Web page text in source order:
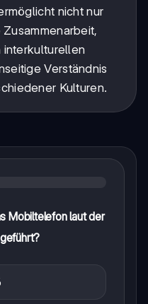
nicht nur
interkulturellen
Verständnis
Kulturen.
Mobiltelefon laut der